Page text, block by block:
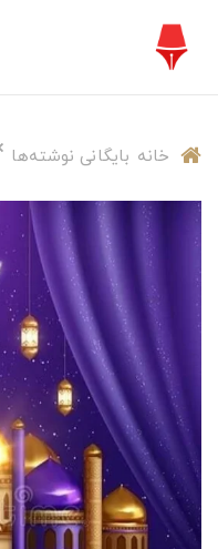
خانه بایگانی نوشته‌ها